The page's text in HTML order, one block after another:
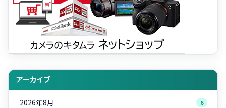
アーカイブ
2026年8月 6